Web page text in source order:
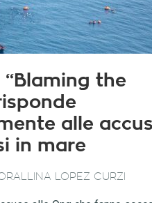
“Blaming the
alle
in mare
LOPEZ CURZI